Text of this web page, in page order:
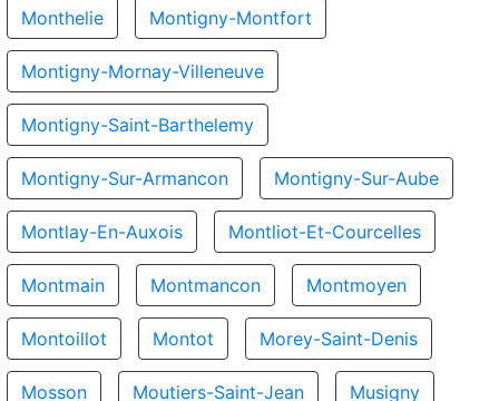
Monthelie Montigny-Montfort
Montigny-Mornay-Villeneuve
Montigny-Saint-Barthelemy
Montigny-Sur-Armancon Montigny-Sur-Aube
Montlay-En-Auxois Montliot-Et-Courcelles
Montmain Montmancon Montmoyen
Montoillot Montot Morey-Saint-Denis
Mosson Moutiers-Saint-Jean Musigny